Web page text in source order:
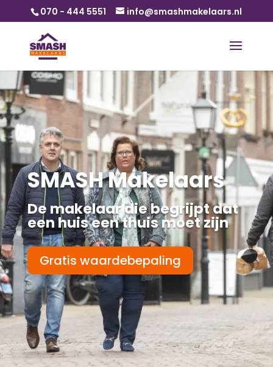
070 - 444 5551 info@smashmakelaars.nl
SMASH Makelaars
De makelaar die begrijpt dat
een huis een thuis moet zijn
Gratis waardebepaling